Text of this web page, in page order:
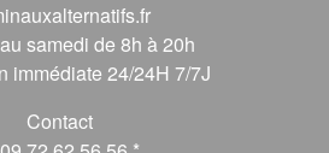
samedi de 8h à 20h
immédiate 24/24H 7/7J
Contact